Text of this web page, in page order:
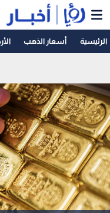
الرئيسية أسعار الذهب